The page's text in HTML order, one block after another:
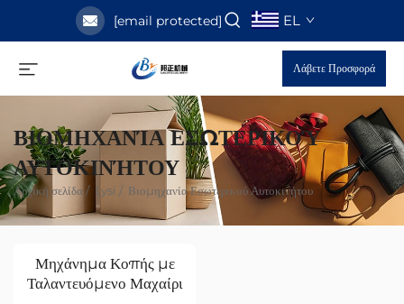
[email protected] EL
Λάβετε Προσφορά
ΒΙΟΜΗΧΑΝΊΑ ΕΣΩΤΕΡΙΚΟΎ
ΑΥΤΟΚΙΝΉΤΟΥ
Αρχική σελίδα / Lysi / Βιομηχανία Εσωτερικού Αυτοκινήτου
Μηχάνημα Κοπής με
Ταλαντευόμενο Μαχαίρι